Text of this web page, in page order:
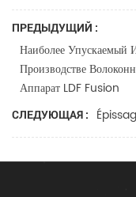
ПРЕДЫДУЩИЙ :
Наиболее
Производстве
Аппарат LDF Fusion
СЛЕДУЮЩАЯ :